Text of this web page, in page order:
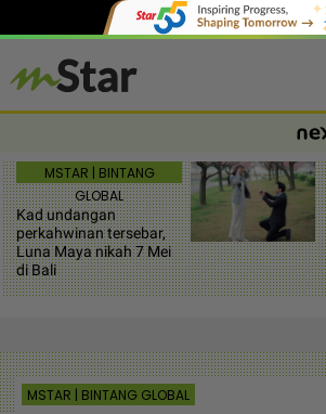
MSTAR | BINTANG
GLOBAL
Kad undangan
perkahwinan tersebar,
Luna Maya nikah 7 Mei
di Bali
MSTAR | BINTANG GLOBAL